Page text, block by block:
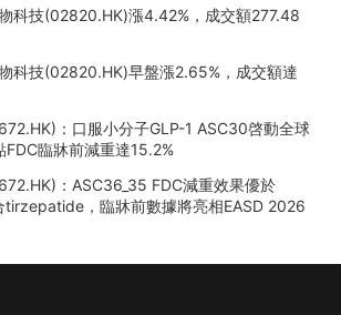
科技(02820.HK)漲4.42%，成交額277.48
科技(02820.HK)早盤漲2.65%，成交額達
：口服小分子GLP-1 ASC30啓動全球
FDC臨牀前減重達15.2%
：ASC36_35 FDC減重效果優於
，臨牀前數據將亮相EASD 2026